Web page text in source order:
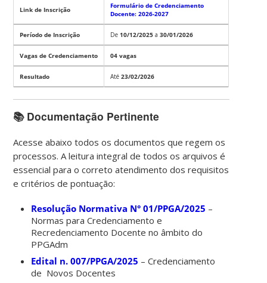
Link de Inscrição
Formulário de Credenciamento
Docente: 2026-2027
Período de Inscrição De10/12/2025 a30/01/2026
Vagas de Credenciamento 04 vagas
Resultado Até 23/02/2026
📚 Documentação Pertinente
Acesse abaixo todos os documentos que regem os
processos. A leitura integral de todos os arquivos é
essencial para o correto atendimento dos requisitos
e critérios de pontuação:
Resolução Normativa N° 01/PPGA/2025 –
Normas para Credenciamento e
Recredenciamento Docente no âmbito do
PPGAdm
Edital n. 007/PPGA/2025 – Credenciamento
de Novos Docentes